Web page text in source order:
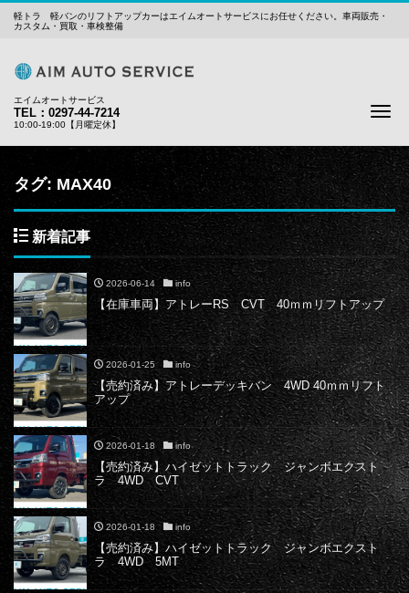
軽トラ 軽バンのリフトアップカーはエイムオートサービスにお任せください。車両販売・
カスタム・買取・車検整備
エイムオートサービス
TEL：0297-44-7214
10:00-19:00【月曜定休】
タグ: MAX40
新着記事
2026-06-14 info
【在庫車両】アトレーRS CVT 40ｍｍリフトアップ
2026-01-25 info
【売約済み】アトレーデッキバン 4WD 40ｍｍリフト
アップ
2026-01-18 info
【売約済み】ハイゼットトラック ジャンボエクスト
ラ 4WD CVT
2026-01-18 info
【売約済み】ハイゼットトラック ジャンボエクスト
ラ 4WD 5MT